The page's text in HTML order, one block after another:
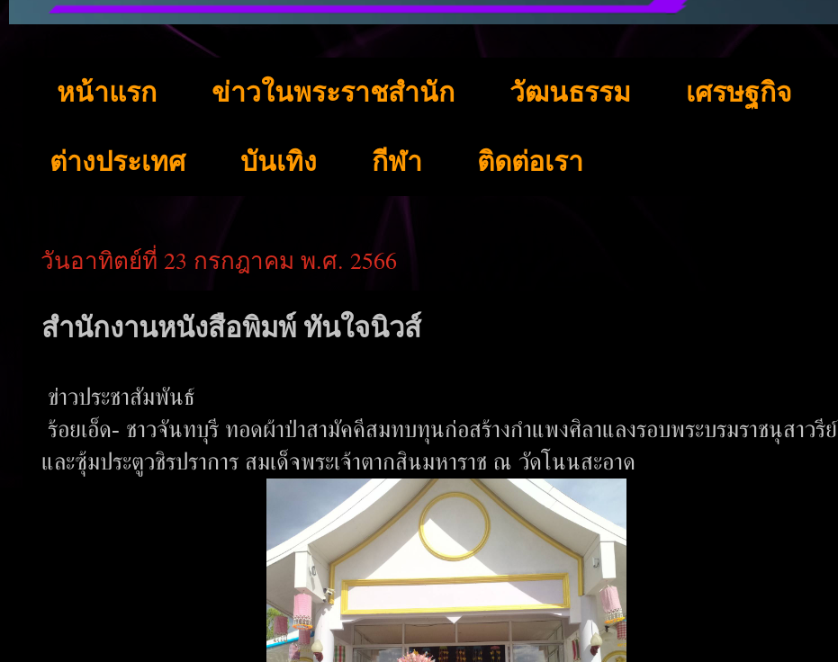
หน้าแรก ข่าวในพระราชสำนัก วัฒนธรรม เศรษฐกิจ
ต่างประเทศ บันเทิง กีฬา ติดต่อเรา
วันอาทิตย์ที่ 23 กรกฎาคม พ.ศ. 2566
สำนักงานหนังสือพิมพ์ ทันใจนิวส์
ข่าวประชาสัมพันธ์
ร้อยเอ็ด- ชาวจันทบุรี ทอดผ้าป่าสามัคคีสมทบทุนก่อสร้างกำแพงศิลาแลงรอบพระบรมราชนุสาวรีย์
และซุ้มประตูวชิรปราการ สมเด็จพระเจ้าตากสินมหาราช ณ วัดโนนสะอาด